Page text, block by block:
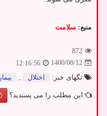
منبع: سلامت
872
1400/08/12
12:16:56
تگهای خبر:
اختلال بیمار
این مطلب را می پسندید؟